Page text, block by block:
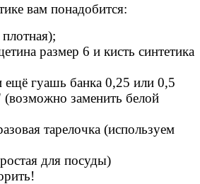
вам понадобится:
размер 6 и кисть синтетика
ещё гуашь банка 0,25 или 0,5
(возможно заменить белой
тарелочка (используем
для посуды)